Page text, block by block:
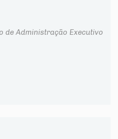
de Administração Executivo